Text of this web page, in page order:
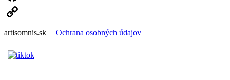
Facebook
Copy
artisomnis.sk | Ochrana osobných údajov